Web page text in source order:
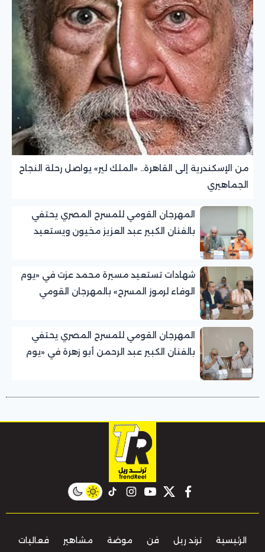
من الإسكندرية إلى القاهرة.. «الملك لير» يواصل رحلة النجاح
الجماهيري
المهرجان القومي للمسرح المصري يحتفي
بالفنان الكبير عبد العزيز مخيون ويستعيد
شهادات تستعيد مسيرة محمد عزت في «يوم
الوفاء لرموز المسرح» بالمهرجان القومي
المهرجان القومي للمسرح المصري يحتفي
بالفنان الكبير عبد الرحمن أبو زهرة في «يوم
facebook
twitter
youtube
instagram
tiktok
الرئيسية ترند ريل فن موضة مشاهير فعاليات